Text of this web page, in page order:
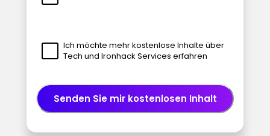
Ich möchte mehr kostenlose Inhalte über
Tech und Ironhack Services erfahren
Senden Sie mir kostenlosen Inhalt